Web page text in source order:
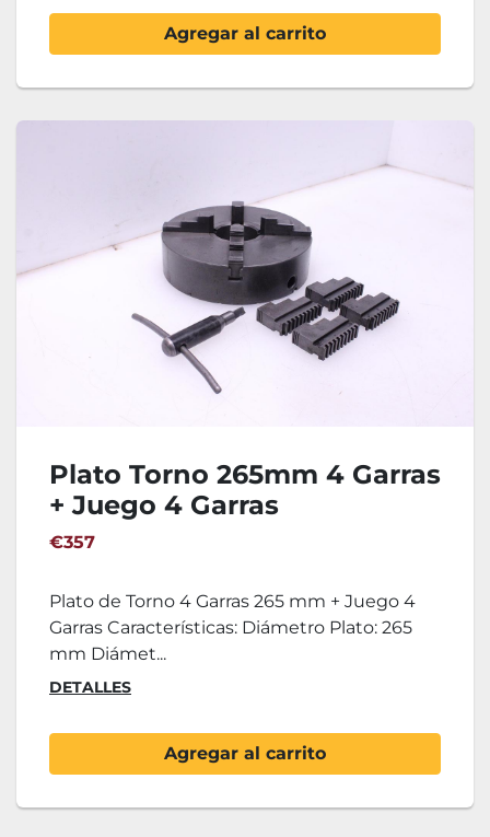
Agregar al carrito
Plato Torno 265mm 4 Garras
+ Juego 4 Garras
€357
Plato de Torno 4 Garras 265 mm + Juego 4
Garras Características: Diámetro Plato: 265
mm Diámet...
DETALLES
Agregar al carrito